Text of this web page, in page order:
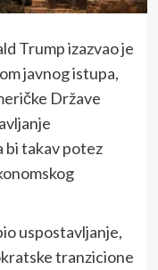
Trump izazvao je
javnog istupa,
Države
bi takav potez
uspostavljanje,
tranzicione